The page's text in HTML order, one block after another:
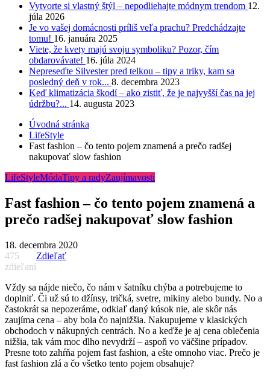
Vytvorte si vlastný štýl – nepodliehajte módnym trendom 12.
júla 2026
Je vo vašej domácnosti príliš veľa prachu? Predchádzajte
tomu! 16. januára 2025
Viete, že kvety majú svoju symboliku? Pozor, čím
obdarovávate! 16. júla 2024
Nepreseďte Silvester pred telkou – tipy a triky, kam sa
posledný deň v rok... 8. decembra 2023
Keď klimatizácia škodí – ako zistiť, že je najvyšší čas na jej
údržbu?... 14. augusta 2023
Úvodná stránka
LifeStyle
Fast fashion – čo tento pojem znamená a prečo radšej
nakupovať slow fashion
LifeStyleMódaTipy a radyZaujímavosti
Fast fashion – čo tento pojem znamená a
prečo radšej nakupovať slow fashion
18. decembra 2020
475
zdieľaní
Zdieľať
Vždy sa nájde niečo, čo nám v šatníku chýba a potrebujeme to
doplniť. Či už sú to džínsy, tričká, svetre, mikiny alebo bundy. No a
častokrát sa nepozeráme, odkiaľ daný kúsok nie, ale skôr nás
zaujíma cena – aby bola čo najnižšia. Nakupujeme v klasických
obchodoch v nákupných centrách. No a keďže je aj cena oblečenia
nižšia, tak vám moc dlho nevydrží – aspoň vo väčšine prípadov.
Presne toto zahŕňa pojem fast fashion, a ešte omnoho viac. Prečo je
fast fashion zlá a čo všetko tento pojem obsahuje?